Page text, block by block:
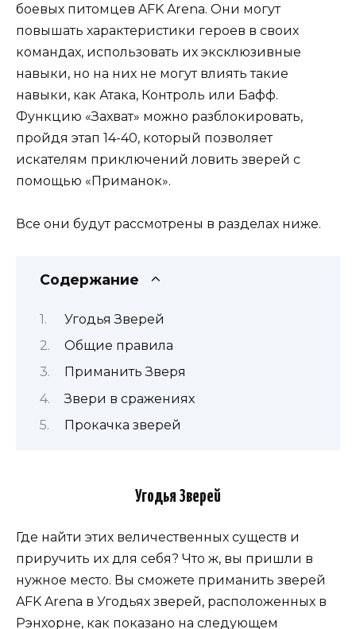
боевых питомцев AFK Arena. Они могут
повышать характеристики героев в своих
командах, использовать их эксклюзивные
навыки, но на них не могут влиять такие
навыки, как Атака, Контроль или Бафф.
Функцию «Захват» можно разблокировать,
пройдя этап 14-40, который позволяет
искателям приключений ловить зверей с
помощью «Приманок».
Все они будут рассмотрены в разделах ниже.
Содержание
Угодья Зверей
Общие правила
Приманить Зверя
Звери в сражениях
Прокачка зверей
Угодья Зверей
Где найти этих величественных существ и
приручить их для себя? Что ж, вы пришли в
нужное место. Вы сможете приманить зверей
AFK Arena в Угодьях зверей, расположенных в
Рэнхорне, как показано на следующем